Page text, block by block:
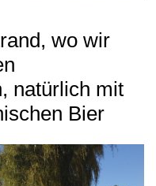
wo wir
natürlich mit
Bier